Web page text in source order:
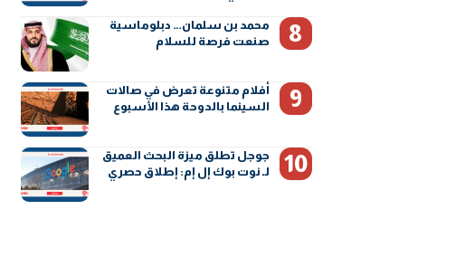
محمد بن سلمان… دبلوماسية
صنعت فرصة للسلام
أفلام متنوعة تعرض في صالات
السينما بالدوحة هذا الأسبوع
جوجل تطلق ميزة البحث العميق
لـ نوت بوك إل إم: إطلاق حصري